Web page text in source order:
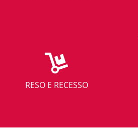
RESO E RECESSO